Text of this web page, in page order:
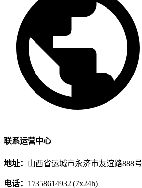
联系运营中心
地址： 山西省运城市永济市友谊路888号
电话： 17358614932 (7x24h)